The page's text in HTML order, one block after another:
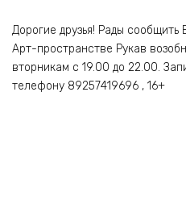
Дорогие друзья! Рады
Арт-пространстве Рукав
вторникам с 19.00 до 22.00.
телефону 89257419696 , 16+